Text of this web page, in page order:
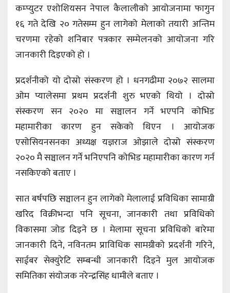
कम्प्युटर एशोशियसन नेपाल कैलालीको आयोजनामा फागुन
१६ गते देखि २० गतेसम्म हुन लागेको मेलाको तयारी अन्तिम
चरणमा रहेको शनिबार पत्रकार सम्मेलनको आयोजना गरि
जानकारी दिइएको हो ।
प्रदर्शनीको यो दोस्रो संस्करण हो । धनगढीमा २०७२ सालमा
ओम प्यालेसमा प्रथम प्रदर्शनी शुरु भएको थियो । दोस्रो
संस्करण सन २०२० मा सञ्चालन गर्ने भएपनि कोभिड
महामारीका कारण हुन सकेको थिएन । आयोजक
एसोसियनसनका अध्यक्ष यज्ञराज ओझाले दोस्रो संस्करण
२०२० मै सञ्चालन गर्ने भनिएपनि कोभिड महामारीका कारण गर्न
नसकिएको बताए ।
सात बर्षपछि सञ्चालन हुन लागेको मेलालाई प्रविधिका सामाग्री
खरिद विक्रीभन्दा पनि सूचना, जानकारी तथा प्रविधिको
विकासमा जोड दिइने छ । मेलामा सूचना प्रविधिको बारेमा
जानकारी दिने, नविनतम प्राविधिक सामग्रीको प्रदर्शनी गरिने,
साईबर सेक्युरेटि सम्बन्धी जानकारी दिइने मुल आयोजक
समितिका संयोजक नरेन्द्रसिंह धामीले बताए ।